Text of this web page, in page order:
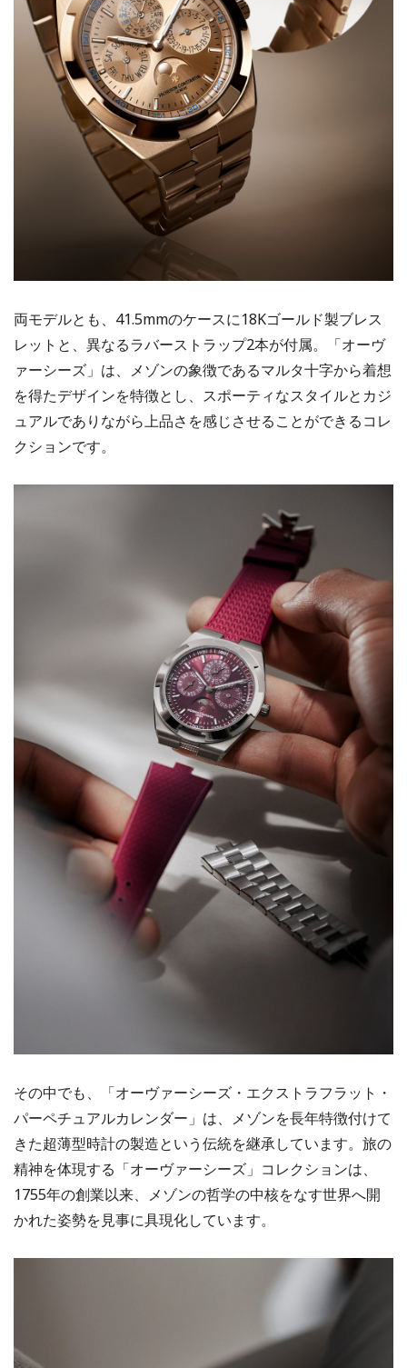
両モデルとも、41.5mmのケースに18Kゴールド製ブレス
レットと、異なるラバーストラップ2本が付属。「オーヴ
ァーシーズ」は、メゾンの象徴であるマルタ十字から着想
を得たデザインを特徴とし、スポーティなスタイルとカジ
ュアルでありながら上品さを感じさせることができるコレ
クションです。
その中でも、「オーヴァーシーズ・エクストラフラット・
パーペチュアルカレンダー」は、メゾンを長年特徴付けて
きた超薄型時計の製造という伝統を継承しています。旅の
精神を体現する「オーヴァーシーズ」コレクションは、
1755年の創業以来、メゾンの哲学の中核をなす世界へ開
かれた姿勢を見事に具現化しています。